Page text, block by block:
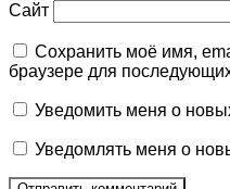
Сайт
Сохранить моё имя,
браузере для
Уведомить меня о
Уведомлять меня о